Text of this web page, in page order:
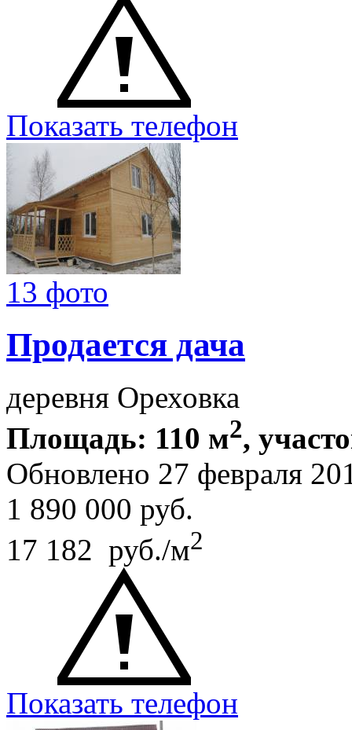
Показать телефон
13 фото
Продается дача
деревня Ореховка
Площадь: 110 м2,
Обновлено 27 февраля
1 890 000 руб.
17 182 руб./м2
Показать телефон